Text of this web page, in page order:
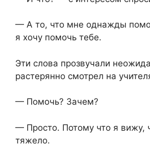
— А то, что мне однажды
я хочу помочь тебе.
Эти слова прозвучали
растерянно смотрел на
— Помочь? Зачем?
— Просто. Потому что я вижу,
тяжело.